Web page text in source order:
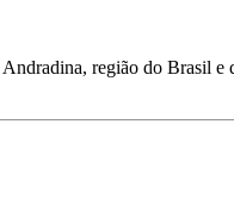
região do Brasil e